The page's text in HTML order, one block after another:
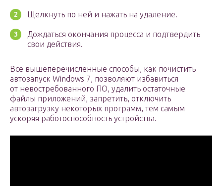
Щелкнуть по ней и нажать на удаление.
Дождаться окончания процесса и подтвердить
свои действия.
Все вышеперечисленные способы, как почистить
автозапуск Windows 7, позволяют избавиться
от невостребованного ПО, удалить остаточные
файлы приложений, запретить, отключить
автозагрузку некоторых программ, тем самым
ускоряя работоспособность устройства.